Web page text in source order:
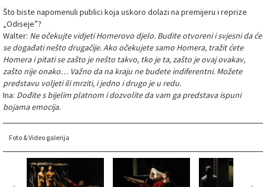
Što biste napomenuli publici koja uskoro dolazi na premijeru i reprize
„Odiseje”?
Walter: Ne očekujte vidjeti Homerovo djelo. Budite otvoreni i svjesni da će
se događati nešto drugačije. Ako očekujete samo Homera, tražit ćete
Homera i pitati se zašto je nešto takvo, tko je ta, zašto je ovaj ovakav,
zašto nije onako… Važno da na kraju ne budete indiferentni. Možete
predstavu voljeti ili mrziti, i jedno i drugo je u redu.
Ina: Dođite s bijelim platnom i dozvolite da vam ga predstava ispuni
bojama emocija.
Foto & Video galerija